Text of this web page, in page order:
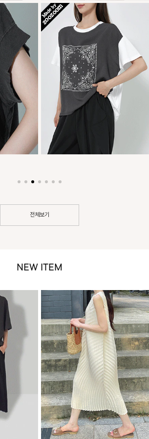
전체보기
NEW ITEM